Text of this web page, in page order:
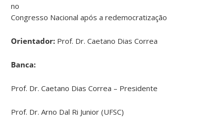
no
Congresso Nacional após a redemocratização
Orientador: Prof. Dr. Caetano Dias Correa
Banca:
Prof. Dr. Caetano Dias Correa – Presidente
Prof. Dr. Arno Dal Ri Junior (UFSC)